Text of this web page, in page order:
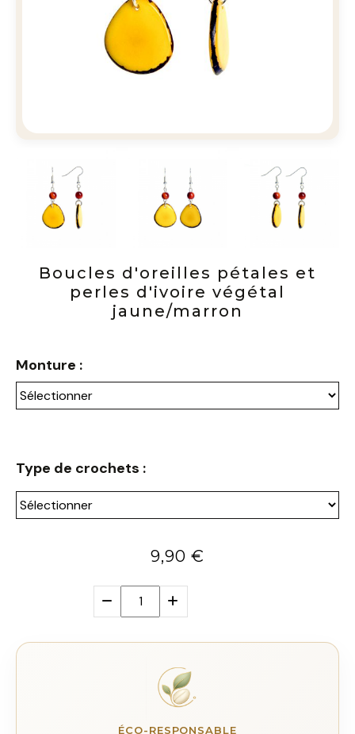
Boucles d'oreilles pétales et
perles d'ivoire végétal
jaune/marron
Monture :
Type de crochets :
9,90 €
ÉCO-RESPONSABLE